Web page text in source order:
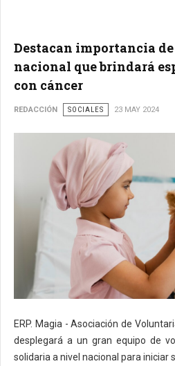
Destacan importancia
nacional que brindará
con cáncer
REDACCIÓN SOCIALES 23 MAY 2024
Fotografía referencial
ERP. Magia - Asociación de
desplegará a un gran equipo de
solidaria a nivel nacional para iniciar